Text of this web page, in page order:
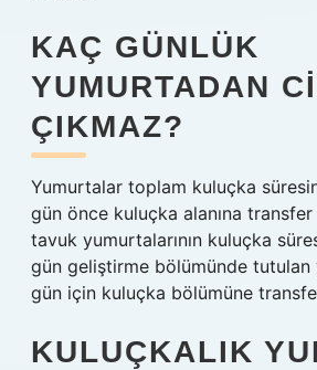
KAÇ GÜNLÜK
YUMURTADAN
ÇIKMAZ?
Yumurtalar toplam kuluçka
gün önce kuluçka alanına
tavuk yumurtalarının kuluçka
gün geliştirme bölümünde
gün için kuluçka bölümüne
KULUÇKALIK